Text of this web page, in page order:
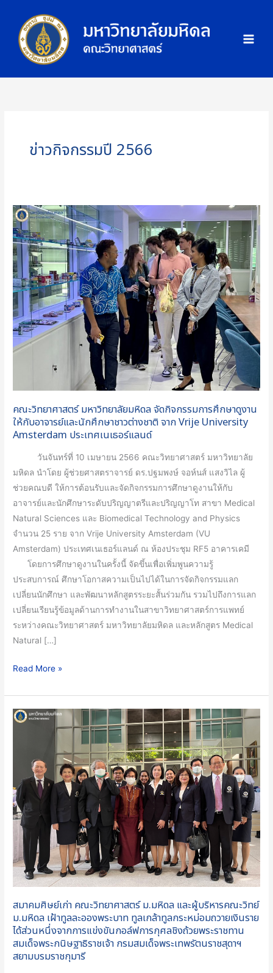
content
ข่าวกิจกรรมปี 2566
คณะวิทยาศาสตร์ มหาวิทยาลัยมหิดล จัดกิจกรรมการศึกษาดูงาน
ให้กับอาจารย์และนักศึกษาชาวต่างชาติ จาก Vrije University
Amsterdam ประเทศเนเธอร์แลนด์
วันจันทร์ที่ 10 เมษายน 2566 คณะวิทยาศาสตร์ มหาวิทยาลัย
มหิดล นำโดย ผู้ช่วยศาสตราจารย์ ดร.ปฐมพงษ์ จอห์นส์ แสงวิไล ผู้
ช่วยคณบดี ให้การต้อนรับและจัดกิจกรรมการศึกษาดูงานให้กับ
อาจารย์และนักศึกษาระดับปริญญาตรีและปริญญาโท สาขา Medical
Natural Sciences และ Biomedical Technology and Physics
จำนวน 25 ราย จาก Vrije University Amsterdam (VU
Amsterdam) ประเทศเนเธอร์แลนด์ ณ ห้องประชุม RF5 อาคารเคมี
โดยการศึกษาดูงานในครั้งนี้ จัดขึ้นเพื่อเพิ่มพูนความรู้
ประสบการณ์ ศึกษาโอกาสความเป็นไปได้ในการจัดกิจกรรมแลก
เปลี่ยนนักศึกษา และพัฒนาหลักสูตรระยะสั้นร่วมกัน รวมไปถึงการแลก
เปลี่ยนเรียนรู้ข้อมูลด้านการทำงานในสาขาวิทยาศาสตร์การแพทย์
ระหว่างคณะวิทยาศาสตร์ มหาวิทยาลัยมหิดล และหลักสูตร Medical
Natural […]
คณะ
วิทยาศาสตร์
มหาวิทยาลัย
มหิดล
จัด
กิจกรรม
การ
ศึกษา
ดู
งาน
และ
นักศึกษา
ชาว
ชาติ
จาก
Vrije
University
Amsterdam
ประเทศ
เนเธอร์แลนด์
Read More »
สมาคมศิษย์เก่า คณะวิทยาศาสตร์ ม.มหิดล และผู้บริหารคณะวิทย์
ม.มหิดล เฝ้าทูลละอองพระบาท ทูลเกล้าทูลกระหม่อมถวายเงินราย
ได้ส่วนหนึ่งจากการแข่งขันกอล์ฟการกุศลชิงถ้วยพระราชทาน
สมเด็จพระกนิษฐาธิราชเจ้า กรมสมเด็จพระเทพรัตนราชสุดาฯ
สยามบรมราชกุมารี
สมาคม
วิทยาศาสตร์
ม.มหิดล
และ
ผู้
บริหาร
คณะ
วิทย์
ทูล
ละออง
พระบาท
ทูล